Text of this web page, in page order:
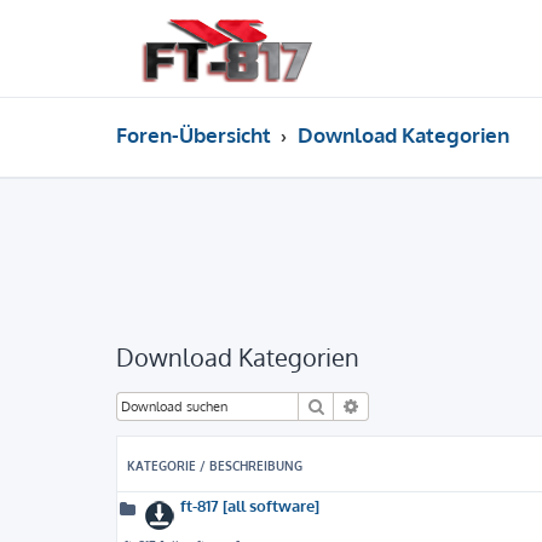
Foren-Übersicht Download Kategorien
Download Kategorien
Suche
KATEGORIE / BESCHREIBUNG
ft-817 [all software]